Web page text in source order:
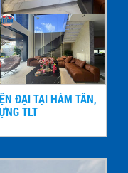
ĐẠI TẠI HÀM TÂN,
TLT